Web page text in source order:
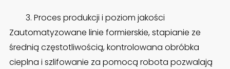
3. Proces produkcji i poziom jakości
Zautomatyzowane linie formierskie, stapianie ze
średnią częstotliwością, kontrolowana obróbka
cieplna i szlifowanie za pomocą robota pozwalają